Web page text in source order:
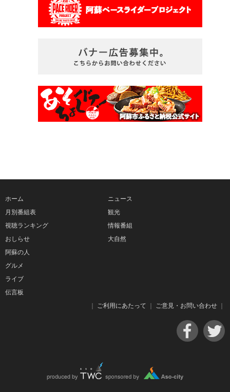
ホーム
月別番組表
視聴ランキング
おしらせ
ニュース
観光
情報番組
大自然
阿蘇の人
グルメ
ライブ
伝言板
ご利用にあたって ご意見・お問い合わせ